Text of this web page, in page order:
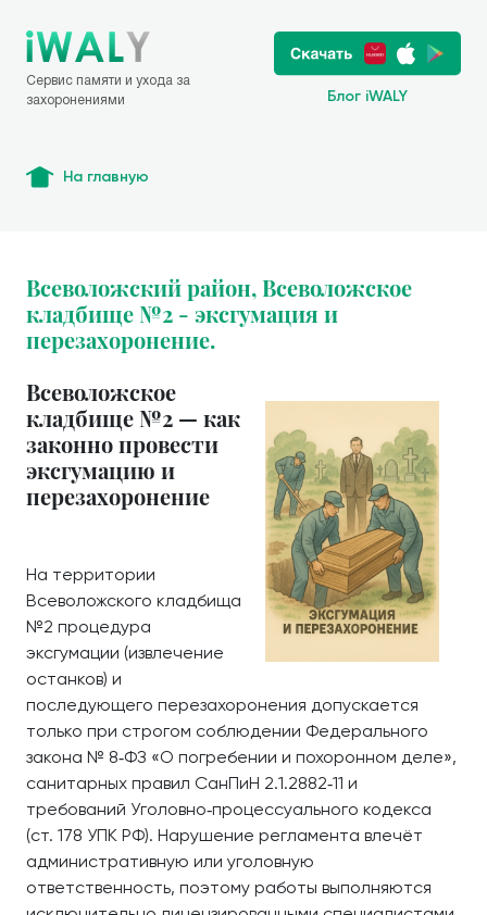
Сервис памяти и ухода за
захоронениями
Блог iWALY
На главную
Всеволожский район, Всеволожское
кладбище №2 - эксгумация и
перезахоронение.
Всеволожское
кладбище №2 — как
законно провести
эксгумацию и
перезахоронение
На территории
Всеволожского кладбища
№2 процедура
эксгумации (извлечение
останков) и
последующего перезахоронения допускается
только при строгом соблюдении Федерального
закона № 8‑ФЗ «О погребении и похоронном деле»,
санитарных правил СанПиН 2.1.2882‑11 и
требований Уголовно‑процессуального кодекса
(ст. 178 УПК РФ). Нарушение регламента влечёт
административную или уголовную
ответственность, поэтому работы выполняются